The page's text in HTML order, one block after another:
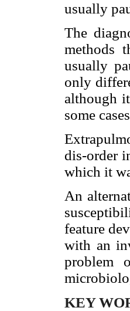
usually
The
methods
usually
only
although
some
dis-order
which it
An
feature
with an
problem
KEY